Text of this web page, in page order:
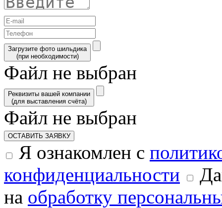
Загрузите фото шильдика
(при необходимости)
Файл не выбран
Реквизиты вашей компании
(для выставления счёта)
Файл не выбран
ОСТАВИТЬ ЗАЯВКУ
Я ознакомлен с
конфиденциальности
на обработку